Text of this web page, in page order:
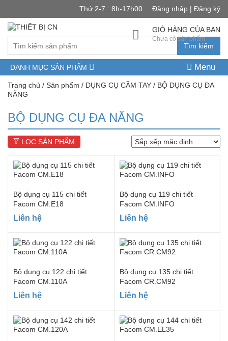
Thứ 2-7 : 8h-17h00 Đăng nhập | Đăng ký
Tìm kiếm
GIỎ HÀNG CỦA BẠN
Chưa có sản phẩm
DANH MỤC SẢN PHẨM Menu
Trang chủ / Sản phẩm / DỤNG CỤ CẦM TAY / BỘ DỤNG CỤ ĐA
NĂNG
BỘ DỤNG CỤ ĐA NĂNG
LỌC SẢN PHẨM
Bộ dụng cụ 115 chi tiết
Facom CM.E18
Liên hệ
Bộ dụng cụ 119 chi tiết
Facom CM.INFO
Liên hệ
Bộ dụng cụ 122 chi tiết
Facom CM.110A
Liên hệ
Bộ dụng cụ 135 chi tiết
Facom CR.CM92
Liên hệ